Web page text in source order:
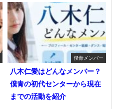
僕青メンバー
八木仁愛はどんなメンバー？
僕青の初代センターから現在
までの活動を紹介